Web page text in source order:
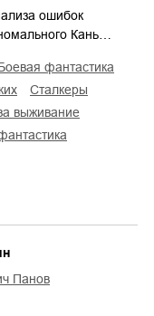
ошибок
Кань…
боевая фантастика
сталкеры
выживание
Панов